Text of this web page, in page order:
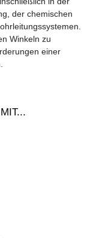
der chemischen
Winkeln zu
einer